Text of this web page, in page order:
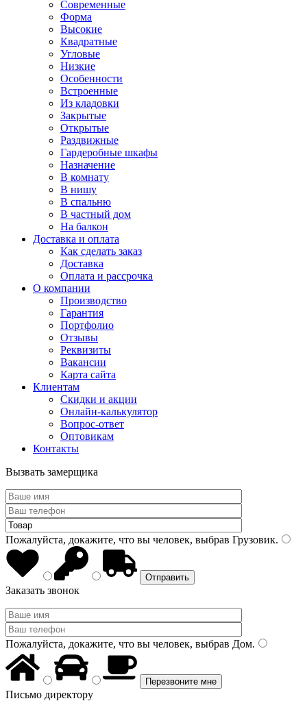
Современные
Форма
Высокие
Квадратные
Угловые
Низкие
Особенности
Встроенные
Из кладовки
Закрытые
Открытые
Раздвижные
Гардеробные шкафы
Назначение
В комнату
В нишу
В спальню
В частный дом
На балкон
Доставка и оплата
Как сделать заказ
Доставка
Оплата и рассрочка
О компании
Производство
Гарантия
Портфолио
Отзывы
Реквизиты
Вакансии
Карта сайта
Клиентам
Скидки и акции
Онлайн-калькулятор
Вопрос-ответ
Оптовикам
Контакты
Вызвать замерщика
Пожалуйста, докажите, что вы человек, выбрав Грузовик.
Заказать звонок
Пожалуйста, докажите, что вы человек, выбрав Дом.
Письмо директору